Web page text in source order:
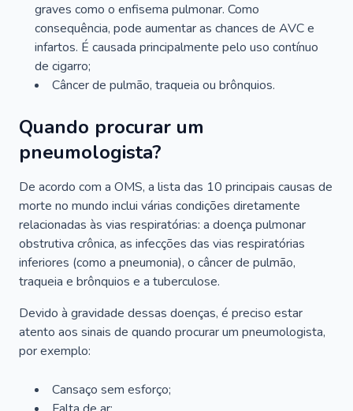
graves como o enfisema pulmonar. Como
consequência, pode aumentar as chances de AVC e
infartos. É causada principalmente pelo uso contínuo
de cigarro;
Câncer de pulmão, traqueia ou brônquios.
Quando procurar um
pneumologista?
De acordo com a OMS, a lista das 10 principais causas de
morte no mundo inclui várias condições diretamente
relacionadas às vias respiratórias: a doença pulmonar
obstrutiva crônica, as infecções das vias respiratórias
inferiores (como a pneumonia), o câncer de pulmão,
traqueia e brônquios e a tuberculose.
Devido à gravidade dessas doenças, é preciso estar
atento aos sinais de quando procurar um pneumologista,
por exemplo:
Cansaço sem esforço;